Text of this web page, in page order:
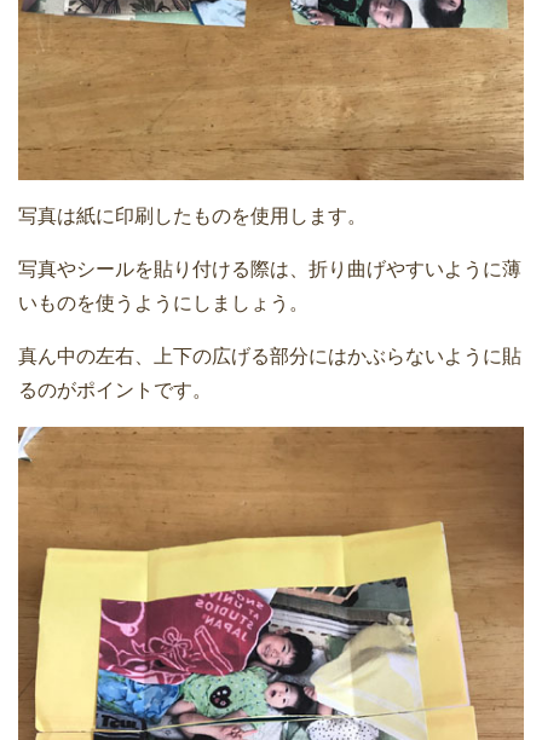
写真は紙に印刷したものを使用します。
写真やシールを貼り付ける際は、折り曲げやすいように薄
いものを使うようにしましょう。
真ん中の左右、上下の広げる部分にはかぶらないように貼
るのがポイントです。